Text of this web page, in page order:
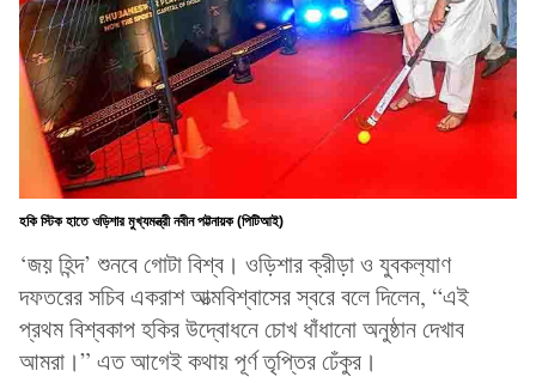
হকি স্টিক হাতে ওড়িশার মুখ্যমন্ত্রী নবীন পট্টনায়ক (পিটিআই)
‘জয় হিন্দ’ শুনবে গোটা বিশ্ব। ওড়িশার ক্রীড়া ও যুবকল‍্যাণ
দফতরের সচিব একরাশ আত্মবিশ্বাসের স্বরে বলে দিলেন, “এই
প্রথম বিশ্বকাপ হকির উদ্বোধনে চোখ ধাঁধানো অনুষ্ঠান দেখাব
আমরা।” এত আগেই কথায় পূর্ণ তৃপ্তির ঢেঁকুর।